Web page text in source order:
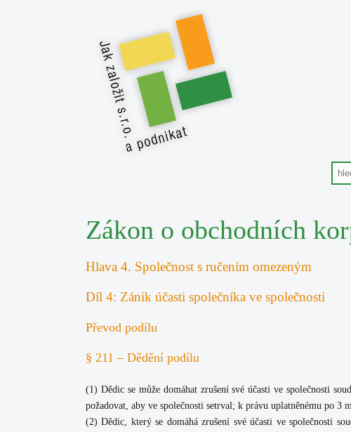
Zákon o obchodních
Hlava 4. Společnost s ručením omezeným
Díl 4: Zánik účasti společníka ve společnosti
Převod podílu
§ 211 – Dědění podílu
(1) Dědic se může domáhat zrušení své účasti ve společnosti
požadovat, aby ve společnosti setrval; k právu uplatněnému po
(2) Dědic, který se domáhá zrušení své účasti ve společnosti